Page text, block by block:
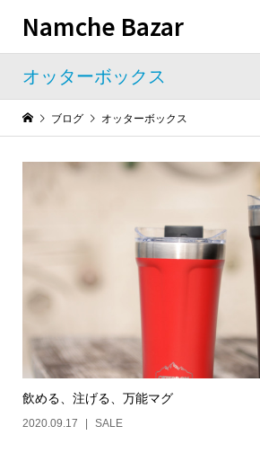
Namche Bazar
オッターボックス
ブログ オッターボックス
飲める、注げる、万能マグ
2020.09.17 SALE